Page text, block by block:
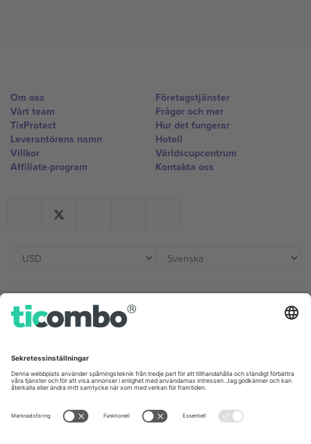
Om oss
Vårt team
TixProtect
Leverantörens namn
Villkor
Affiliate-program
Företagstjänster
Frågor och mer
Hur det fungerar
Hotell
Världscupcentrum
Kontakta oss
Kontor och support
Unter den Linden 24, 10117
Berlin, Germany
London, EC1V 1AW, United
Kingdom
United States
Switzerland